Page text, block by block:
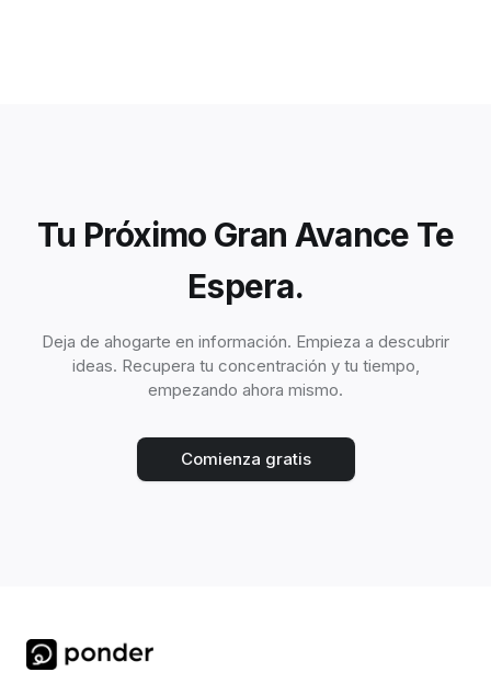
Tu Próximo Gran Avance Te
Espera.
Deja de ahogarte en información. Empieza a descubrir
ideas. Recupera tu concentración y tu tiempo,
empezando ahora mismo.
Comienza gratis